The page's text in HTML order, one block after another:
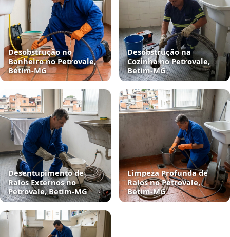
Desobstrução no
Banheiro no Petrovale,
Betim‑MG
Desobstrução na
Cozinha no Petrovale,
Betim‑MG
Desentupimento de
Ralos Externos no
Petrovale, Betim‑MG
Limpeza Profunda de
Ralos no Petrovale,
Betim‑MG